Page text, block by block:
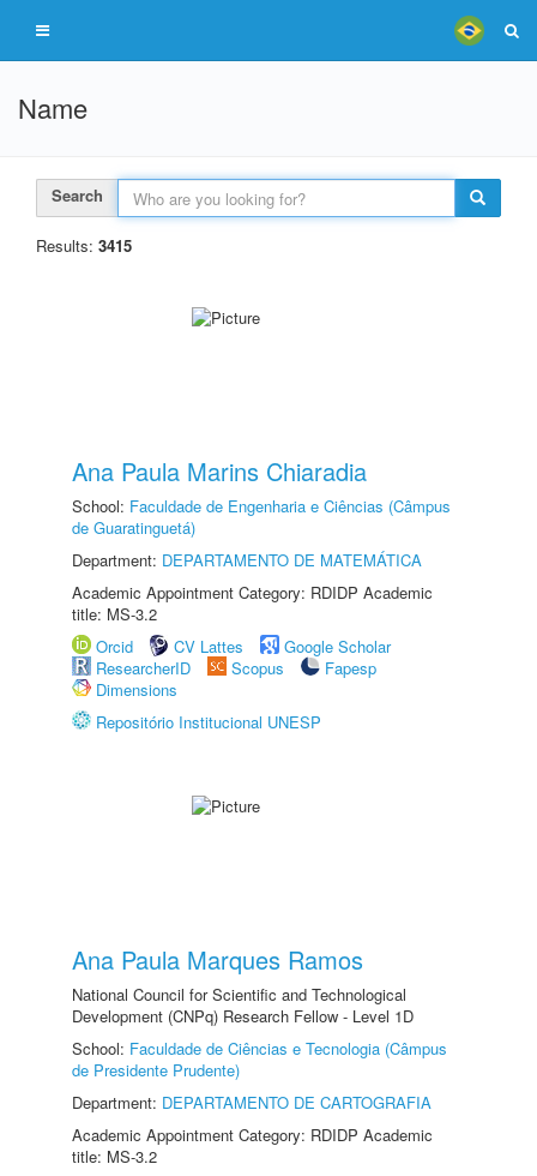
Name
Search
Results: 3415
Ana Paula Marins Chiaradia
School: Faculdade de Engenharia e Ciências (Câmpus
de Guaratinguetá)
Department: DEPARTAMENTO DE MATEMÁTICA
Academic Appointment Category: RDIDP Academic
title: MS-3.2
Orcid
CV Lattes
Google Scholar
ResearcherID
Scopus
Fapesp
Dimensions
Repositório Institucional UNESP
Ana Paula Marques Ramos
National Council for Scientific and Technological
Development (CNPq) Research Fellow - Level 1D
School: Faculdade de Ciências e Tecnologia (Câmpus
de Presidente Prudente)
Department: DEPARTAMENTO DE CARTOGRAFIA
Academic Appointment Category: RDIDP Academic
title: MS-3.2